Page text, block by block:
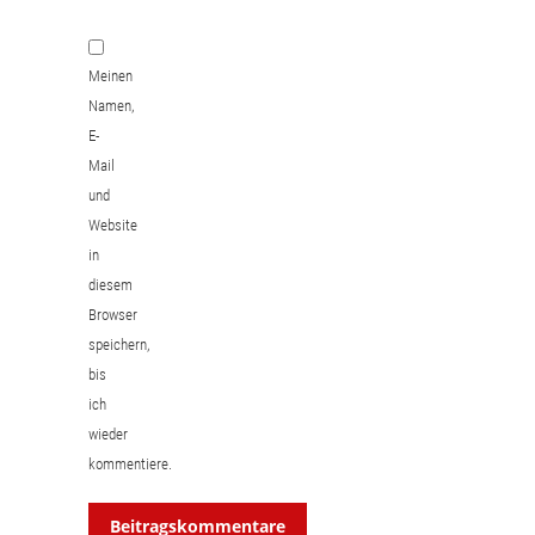
Meinen
Namen,
E-
Mail
und
Website
in
diesem
Browser
speichern,
bis
ich
wieder
kommentiere.
Beitragskommentare